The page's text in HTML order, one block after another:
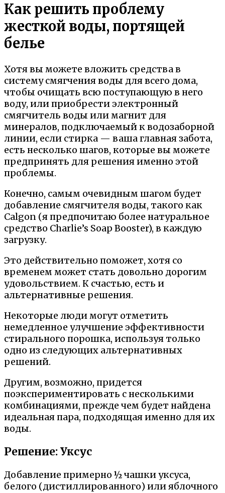
Как решить проблему
жесткой воды, портящей
белье
Хотя вы можете вложить средства в
систему смягчения воды для всего дома,
чтобы очищать всю поступающую в него
воду, или приобрести электронный
смягчитель воды или магнит для
минералов, подключаемый к водозаборной
линии, если стирка — ваша главная забота,
есть несколько шагов, которые вы можете
предпринять для решения именно этой
проблемы.
Конечно, самым очевидным шагом будет
добавление смягчителя воды, такого как
Calgon (я предпочитаю более натуральное
средство Charlie’s Soap Booster), в каждую
загрузку.
Это действительно поможет, хотя со
временем может стать довольно дорогим
удовольствием. К счастью, есть и
альтернативные решения.
Некоторые люди могут отметить
немедленное улучшение эффективности
стирального порошка, используя только
одно из следующих альтернативных
решений.
Другим, возможно, придется
поэкспериментировать с несколькими
комбинациями, прежде чем будет найдена
идеальная пара, подходящая именно для их
воды.
Решение: Уксус
Добавление примерно ½ чашки уксуса,
белого (дистиллированного) или яблочного